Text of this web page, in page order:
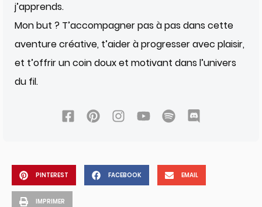
j’apprends.
Mon but ? T’accompagner pas à pas dans cette
aventure créative, t’aider à progresser avec plaisir,
et t’offrir un coin doux et motivant dans l’univers
du fil.
PINTEREST FACEBOOK EMAIL
IMPRIMER